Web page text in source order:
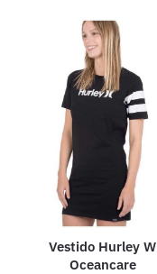
Vestido Hurley W
Oceancare